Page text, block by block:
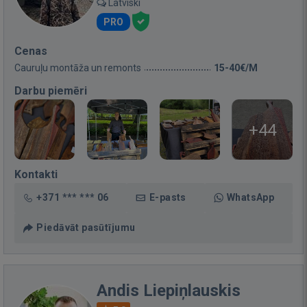
Latviski
PRO
Cenas
Cauruļu montāža un remonts 15-40€/M
Darbu piemēri
+44
Kontakti
+371 *** *** 06 E-pasts WhatsApp
Piedāvāt pasūtījumu
Andis Liepiņlauskis